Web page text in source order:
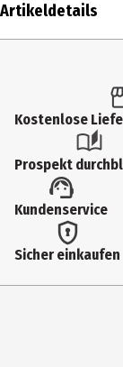
Artikeldetails
Produkttyp
Strichstärke
Feder L
Kostenlose
Prospekt
Kundenservice
Sicher einkaufen